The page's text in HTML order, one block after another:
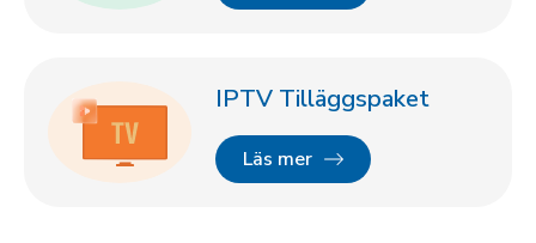
IPTV Tilläggspaket
Läs mer